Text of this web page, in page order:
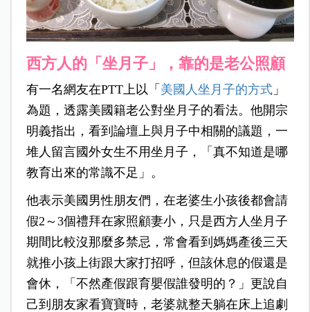
西方人的「坐月子」，靠的是老公照顧
有一名網友在PTT上以「 美國人坐月子的方式」
為題，透露美國籍老公對坐月子的看法。他開宗
明義指出，看到論壇上與月子中相關的議題，一
堆人留言國外女生不用坐月子，「真不知道是哪
教育出來的常識不足」。
他表示美國男性朋友們，在老婆生小孩後都會請
假2～3個禮拜在家照顧妻小，只是西方人坐月子
期間比較沒那麼多禁忌，常會看到媽媽產後三天
就推小孩上街跟大家打招呼，但該休息的假還是
會休，「不然產假跟育嬰假誰發明的？」更說自
己到朋友家看寶寶時，老婆就整天躺在床上追劇